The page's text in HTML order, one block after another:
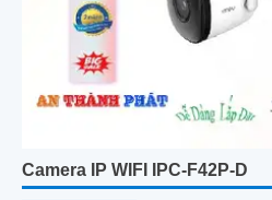
Camera IP WIFI IPC-F42P-D